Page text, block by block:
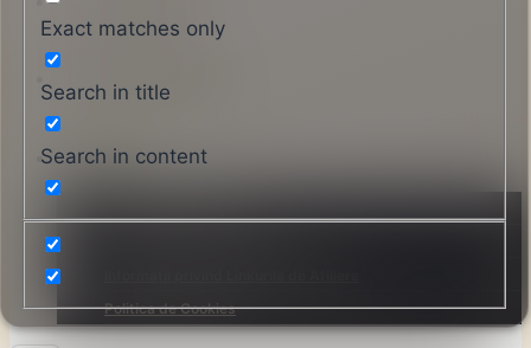
Legal
Politica de Cookies
Exact matches only
Search in title
Search in content